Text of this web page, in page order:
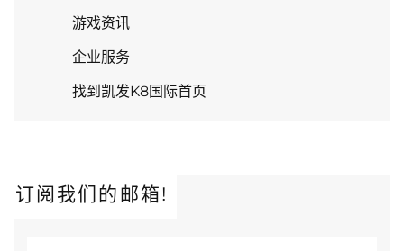
游戏资讯
企业服务
找到凯发K8国际首页
订阅我们的邮箱!